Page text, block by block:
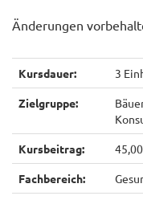
Änderungen
Kursdauer: 3
Zielgruppe:
Kursbeitrag:
Fachbereich: